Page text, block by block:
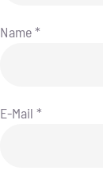
Name*
E-Mail *